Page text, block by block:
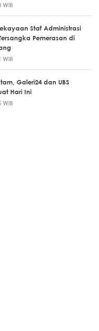
WIB
Staf Administrasi
Pemerasan di
WIB
Galeri24 dan UBS
Hari Ini
WIB